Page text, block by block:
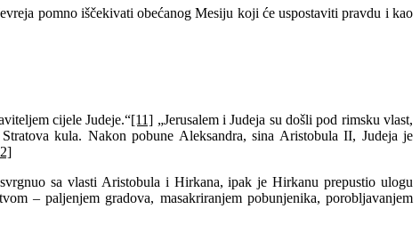
pomno iščekivati obećanog Mesiju koji će uspostaviti pravdu i kao
cijele Judeje.“[11] „Jerusalem i Judeja su došli pod rimsku vlast,
kula. Nakon pobune Aleksandra, sina Aristobula II, Judeja je
sa vlasti Aristobula i Hirkana, ipak je Hirkanu prepustio ulogu
– paljenjem gradova, masakriranjem pobunjenika, porobljavanjem